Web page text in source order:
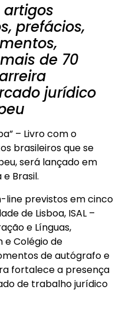
prefácios,
de 70
jurídico
– Livro com o
brasileiros que se
será lançado em
Brasil.
line previstos em cinco
de Lisboa, ISAL –
e Línguas,
e Colégio de
de autógrafo e
fortalece a presença
de trabalho jurídico